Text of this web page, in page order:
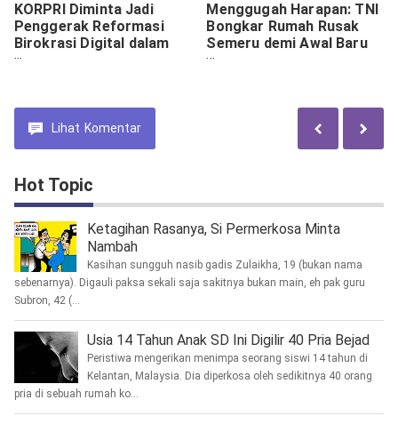
KORPRI Diminta Jadi
Penggerak Reformasi
Birokrasi Digital dalam
Upacara di Kemenkum
Menggugah Harapan: TNI
Bongkar Rumah Rusak
Semeru demi Awal Baru
Warga Supiturang
Lihat Komentar
Hot Topic
Ketagihan Rasanya, Si Permerkosa Minta
Nambah
Kasihan sungguh nasib gadis Zulaikha, 19 (bukan nama
sebenarnya). Digauli paksa sekali saja sakitnya bukan main, eh pak guru
Subron, 42 (...
Usia 14 Tahun Anak SD Ini Digilir 40 Pria Bejad
Peristiwa mengerikan menimpa seorang siswi 14 tahun di
Kelantan, Malaysia. Dia diperkosa oleh sedikitnya 40 orang
pria di sebuah rumah ko...